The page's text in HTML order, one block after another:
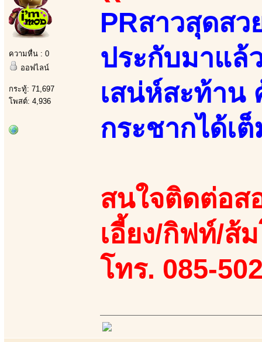
ความหื่น : 0
ออฟไลน์
กระทู้: 71,697
โพสต์: 4,936
PRสาวสุดส
ประกับมาแล้
เสน่ห์สะท้าน
กระชากได้เ
สนใจติดต่อส
เอี้ยง/กิฟท์/ส้
โทร. 085-